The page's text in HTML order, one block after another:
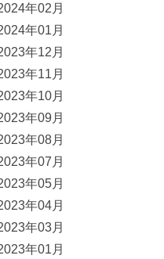
年02月
年01月
年12月
年11月
年10月
年09月
年08月
年07月
年05月
年04月
年03月
年01月